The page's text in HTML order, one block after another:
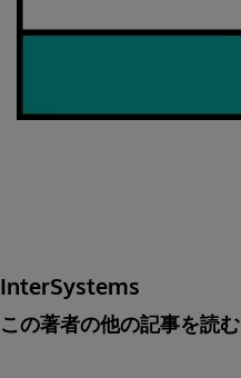
InterSystems
この著者の他の記事を読む